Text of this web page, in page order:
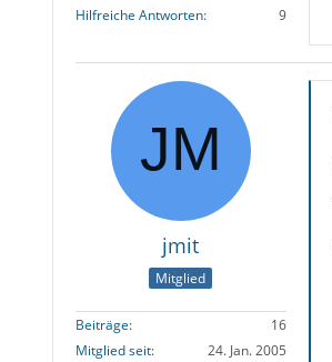
Hilfreiche Antworten
9
jmit
Mitglied
Beiträge
16
Mitglied seit
24. Jan. 2005